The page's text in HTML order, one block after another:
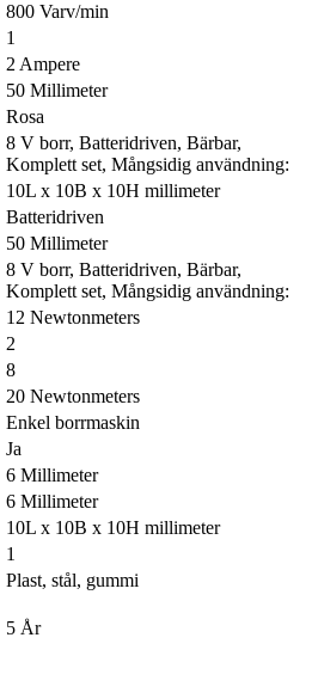
800 Varv/min
1
2 Ampere
50 Millimeter
Rosa
8 V borr, Batteridriven, Bärbar,
Komplett set, Mångsidig användning:
10L x 10B x 10H millimeter
Batteridriven
50 Millimeter
8 V borr, Batteridriven, Bärbar,
Komplett set, Mångsidig användning:
12 Newtonmeters
2
8
20 Newtonmeters
Enkel borrmaskin
Ja
6 Millimeter
6 Millimeter
10L x 10B x 10H millimeter
1
Plast, stål, gummi
5 År